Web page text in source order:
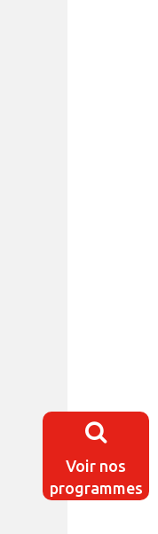
Voir nos
programmes